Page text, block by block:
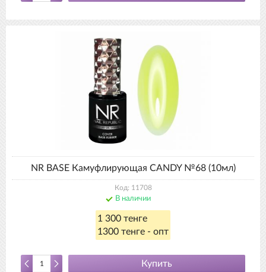
NR BASE Камуфлирующая CANDY №68 (10мл)
Код: 11708
В наличии
1 300 тенге
1300 тенге - опт
Купить